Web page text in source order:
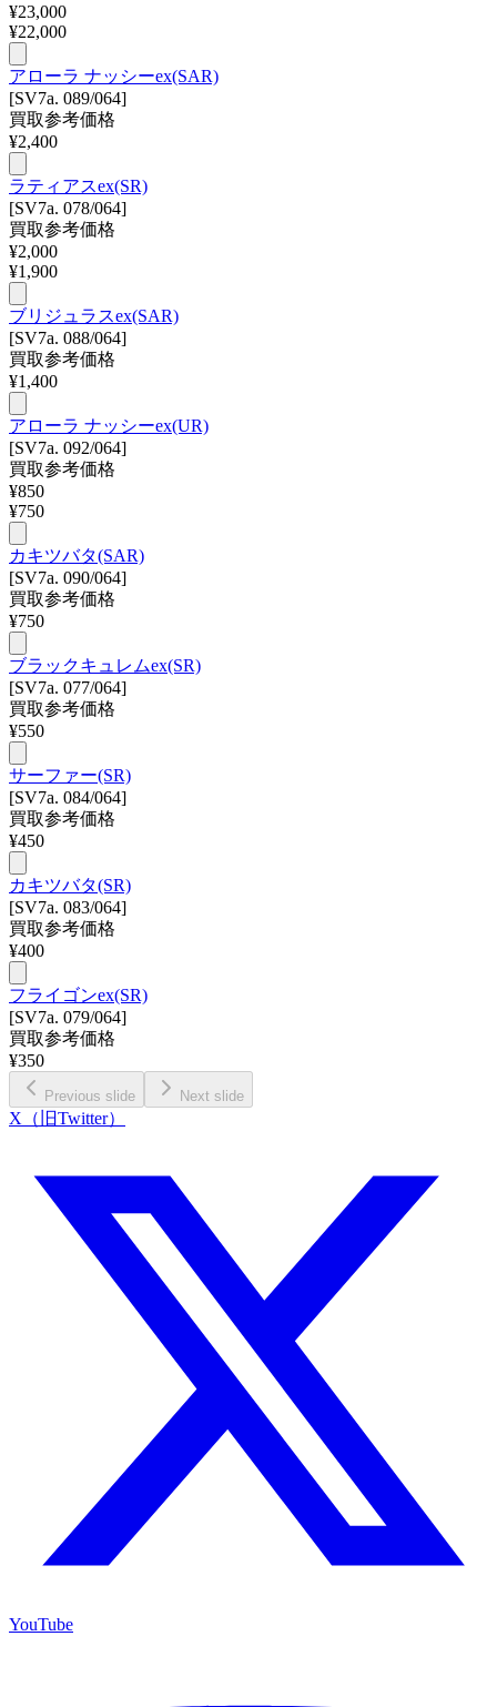
¥23,000
¥22,000
アローラ ナッシーex(SAR)
[SV7a. 089/064]
買取参考価格
¥2,400
ラティアスex(SR)
[SV7a. 078/064]
買取参考価格
¥2,000
¥1,900
ブリジュラスex(SAR)
[SV7a. 088/064]
買取参考価格
¥1,400
アローラ ナッシーex(UR)
[SV7a. 092/064]
買取参考価格
¥850
¥750
カキツバタ(SAR)
[SV7a. 090/064]
買取参考価格
¥750
ブラックキュレムex(SR)
[SV7a. 077/064]
買取参考価格
¥550
サーファー(SR)
[SV7a. 084/064]
買取参考価格
¥450
カキツバタ(SR)
[SV7a. 083/064]
買取参考価格
¥400
フライゴンex(SR)
[SV7a. 079/064]
買取参考価格
¥350
Previous slide Next slide
X（旧Twitter）
YouTube